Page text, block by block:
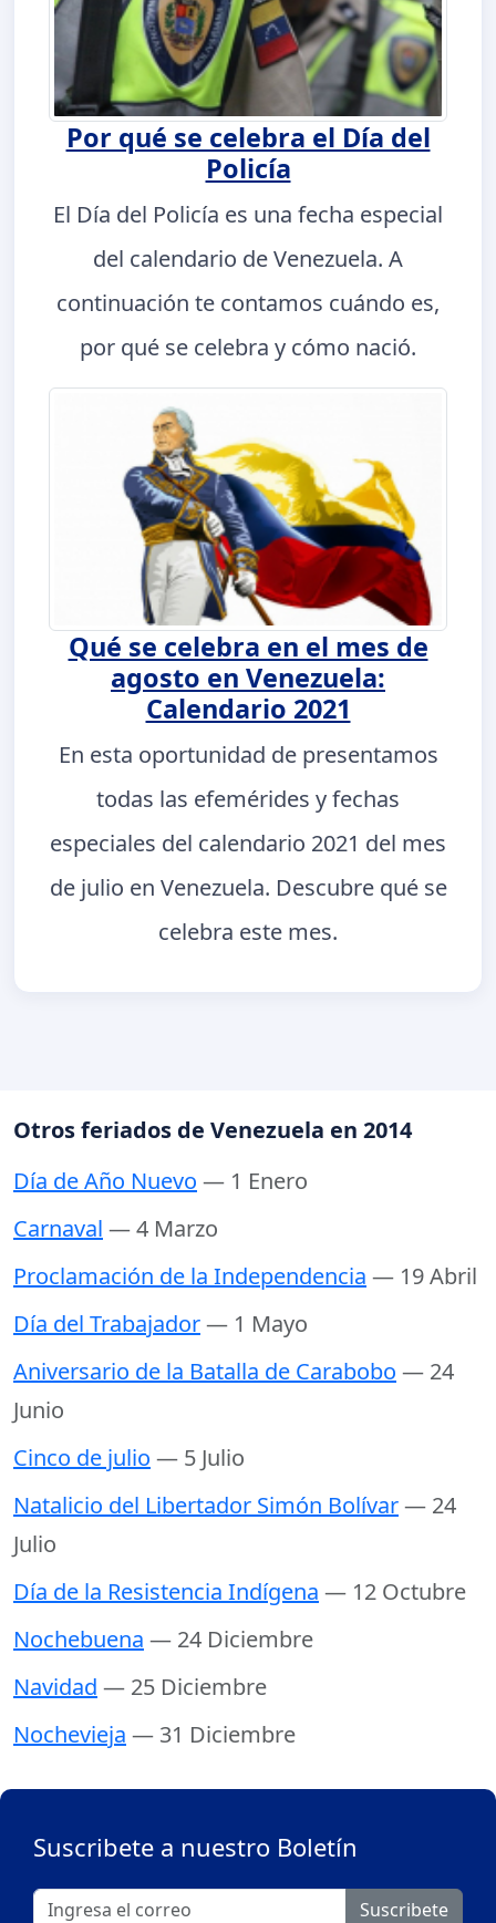
Por qué se celebra el Día del
Policía
El Día del Policía es una fecha especial
del calendario de Venezuela. A
continuación te contamos cuándo es,
por qué se celebra y cómo nació.
Qué se celebra en el mes de
agosto en Venezuela:
Calendario 2021
En esta oportunidad de presentamos
todas las efemérides y fechas
especiales del calendario 2021 del mes
de julio en Venezuela. Descubre qué se
celebra este mes.
Otros feriados de Venezuela en 2014
Día de Año Nuevo — 1 Enero
Carnaval — 4 Marzo
Proclamación de la Independencia — 19 Abril
Día del Trabajador— 1 Mayo
Aniversario de la Batalla de Carabobo — 24
Junio
Cinco de julio — 5 Julio
Natalicio del Libertador Simón Bolívar— 24
Julio
Día de la Resistencia Indígena — 12 Octubre
Nochebuena — 24 Diciembre
Navidad — 25 Diciembre
Nochevieja — 31 Diciembre
Suscribete a nuestro Boletín
Suscribete